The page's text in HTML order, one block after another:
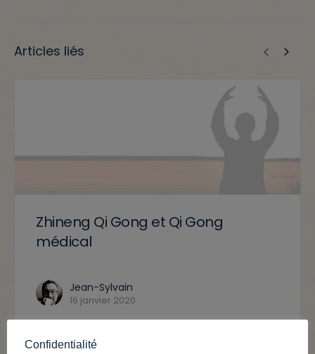
Articles liés
Zhineng Qi Gong et Qi Gong
médical
Jean-Sylvain
16 janvier 2020
Confidentialité